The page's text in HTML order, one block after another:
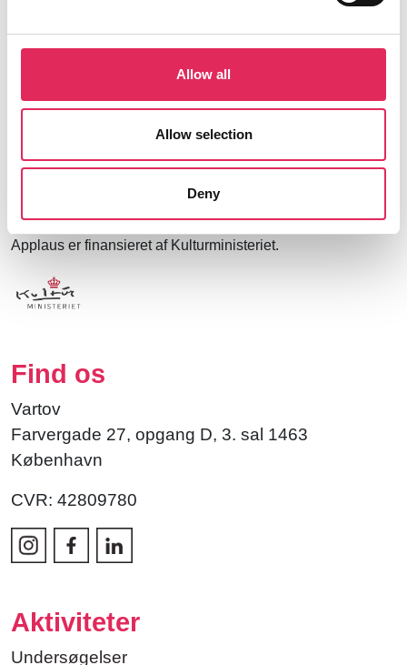
Allow all
Allow selection
Deny
publikumsstrategi i overensstemmelse med deres
Det gør vi, for at endnu flere borgere får mulighed for
at møde kunsten og kulturen, og for at
kulturinstitutionerne får kvalificeret viden og
Applaus er finansieret af Kulturministeriet.
Find os
Vartov
Farvergade 27, opgang D, 3. sal 1463
København
CVR: 42809780
Aktiviteter
Undersøgelser